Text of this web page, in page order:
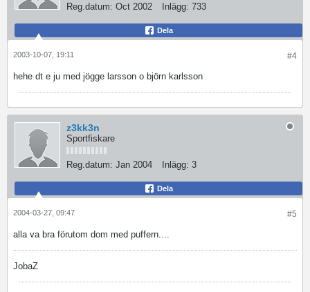
Reg.datum: Oct 2002 Inlägg: 733
Dela
#4
2003-10-07, 19:11
hehe dt e ju med jögge larsson o björn karlsson
z3kk3n
Sportfiskare
Reg.datum: Jan 2004 Inlägg: 3
Dela
#5
2004-03-27, 09:47
alla va bra förutom dom med puffern....
JobaZ